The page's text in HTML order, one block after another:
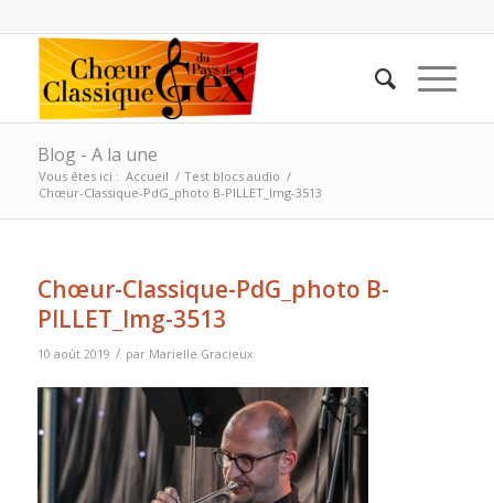
Blog - A la une
Vous êtes ici : Accueil / Test blocs audio /
Chœur-Classique-PdG_photo B-PILLET_Img-3513
Chœur-Classique-PdG_photo B-
PILLET_Img-3513
10 août 2019 / par Marielle Gracieux